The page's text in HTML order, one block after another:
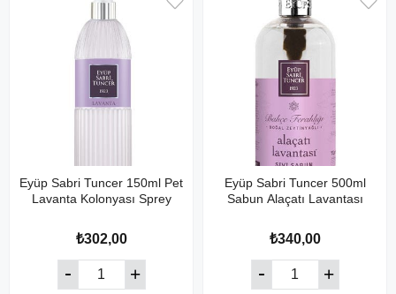
Eyüp Sabri Tuncer 150ml Pet
Lavanta Kolonyası Sprey
₺302,00
Eyüp Sabri Tuncer 500ml
Sabun Alaçatı Lavantası
₺340,00